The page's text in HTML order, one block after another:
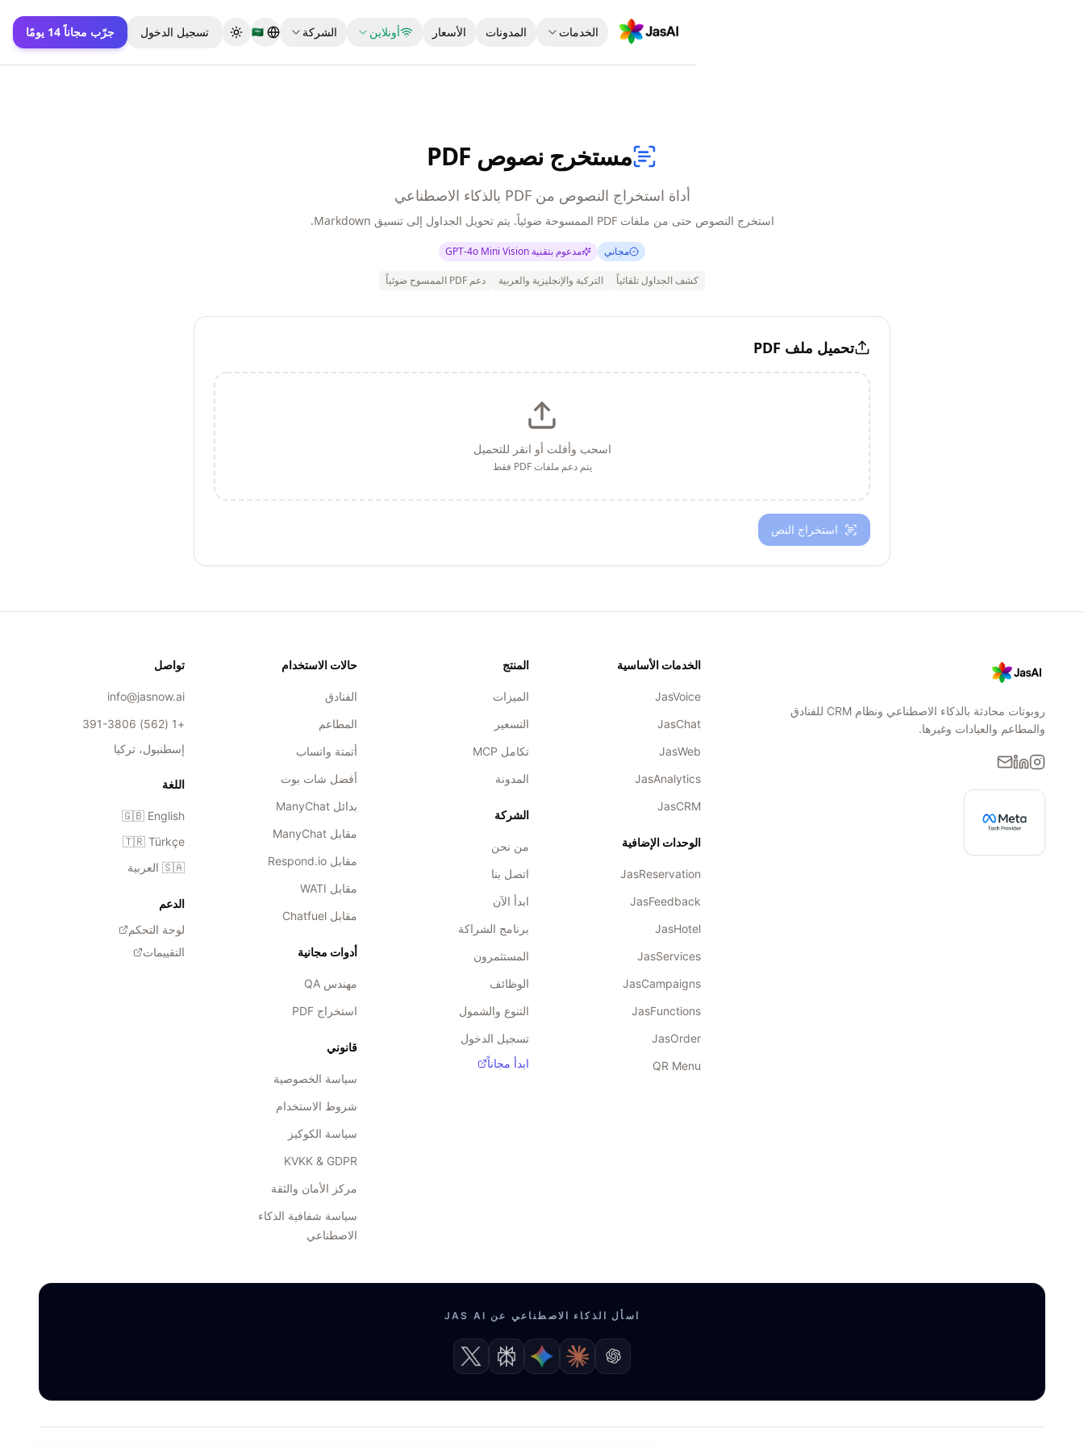
الخدمات المدونات الأسعار أونلاين الشركة 🇸🇦
Toggle theme
تسجيل الدخول جرّب مجاناً 14 يومًا
مستخرج نصوص PDF
أداة استخراج النصوص من PDF بالذكاء الاصطناعي
استخرج النصوص حتى من ملفات PDF الممسوحة ضوئياً. يتم تحويل الجداول إلى تنسيق Markdown.
مجاني مدعوم بتقنية GPT-4o Mini Vision
كشف الجداول تلقائياً التركية والإنجليزية والعربية دعم PDF الممسوح ضوئياً
تحميل ملف PDF
اسحب وأفلت أو انقر للتحميل
يتم دعم ملفات PDF فقط
استخراج النص
روبوتات محادثة بالذكاء الاصطناعي ونظام CRM للفنادق
والمطاعم والعيادات وغيرها.
الخدمات الأساسية
JasVoice
JasChat
JasWeb
JasAnalytics
JasCRM
الوحدات الإضافية
JasReservation
JasFeedback
JasHotel
JasServices
JasCampaigns
JasFunctions
JasOrder
QR Menu
المنتج
الميزات
التسعير
تكامل MCP
المدونة
الشركة
من نحن
اتصل بنا
ابدأ الآن
برنامج الشراكة
المستثمرون
الوظائف
التنوع والشمول
تسجيل الدخول
ابدأ مجاناً
حالات الاستخدام
الفنادق
المطاعم
أتمتة واتساب
أفضل شات بوت
بدائل ManyChat
مقابل ManyChat
مقابل Respond.io
مقابل WATI
مقابل Chatfuel
أدوات مجانية
مهندس QA
استخراج PDF
قانوني
سياسة الخصوصية
شروط الاستخدام
سياسة الكوكيز
KVKK & GDPR
مركز الأمان والثقة
سياسة شفافية الذكاء
الاصطناعي
تواصل
info@jasnow.ai
+1 (562) 391-3806
إسطنبول، تركيا
اللغة
🇬🇧 English
🇹🇷 Türkçe
🇸🇦 العربية
الدعم
لوحة التحكم
التقييمات
اسأل الذكاء الاصطناعي عن JAS AI